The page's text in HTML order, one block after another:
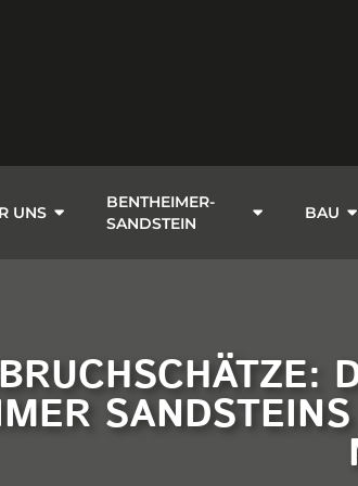
UNS
BENTHEIMER-
SANDSTEIN
BAU